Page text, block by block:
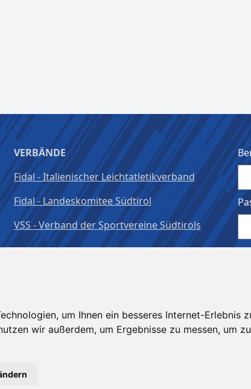
um Ihnen ein besseres Internet-Erlebnis
wir außerdem, um Ergebnisse zu messen, um
VERBÄNDE
Fidal - Italienischer Leichtatletikverband
Fidal - Landeskomitee Südtirol
VSS - Verband der Sportvereine Südtirols